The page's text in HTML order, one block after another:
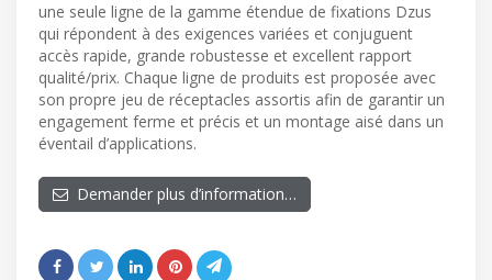
une seule ligne de la gamme étendue de fixations Dzus
qui répondent à des exigences variées et conjuguent
accès rapide, grande robustesse et excellent rapport
qualité/prix. Chaque ligne de produits est proposée avec
son propre jeu de réceptacles assortis afin de garantir un
engagement ferme et précis et un montage aisé dans un
éventail d’applications.
Demander plus d’information…